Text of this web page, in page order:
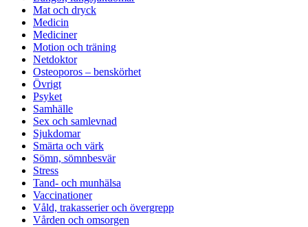
Mat och dryck
Medicin
Mediciner
Motion och träning
Netdoktor
Osteoporos – benskörhet
Övrigt
Psyket
Samhälle
Sex och samlevnad
Sjukdomar
Smärta och värk
Sömn, sömnbesvär
Stress
Tand- och munhälsa
Vaccinationer
Våld, trakasserier och övergrepp
Vården och omsorgen